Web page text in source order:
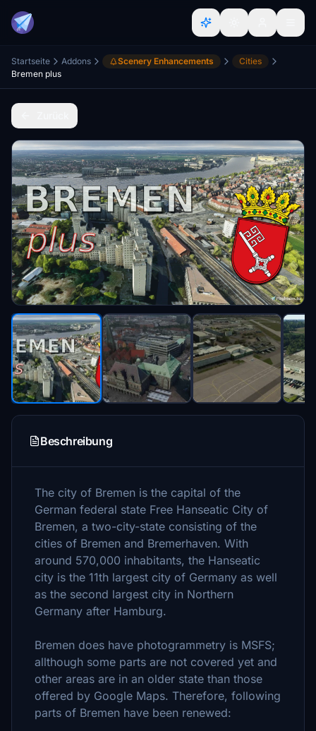
Startseite Addons Scenery Enhancements
Cities
Bremen plus
Beschreibung
The city of Bremen is the capital of the
German federal state Free Hanseatic City of
Bremen, a two-city-state consisting of the
cities of Bremen and Bremerhaven. With
around 570,000 inhabitants, the Hanseatic
city is the 11th largest city of Germany as well
as the second largest city in Northern
Germany after Hamburg.
Bremen does have photogrammetry is MSFS;
allthough some parts are not covered yet and
other areas are in an older state than those
offered by Google Maps. Therefore, following
parts of Bremen have been renewed: